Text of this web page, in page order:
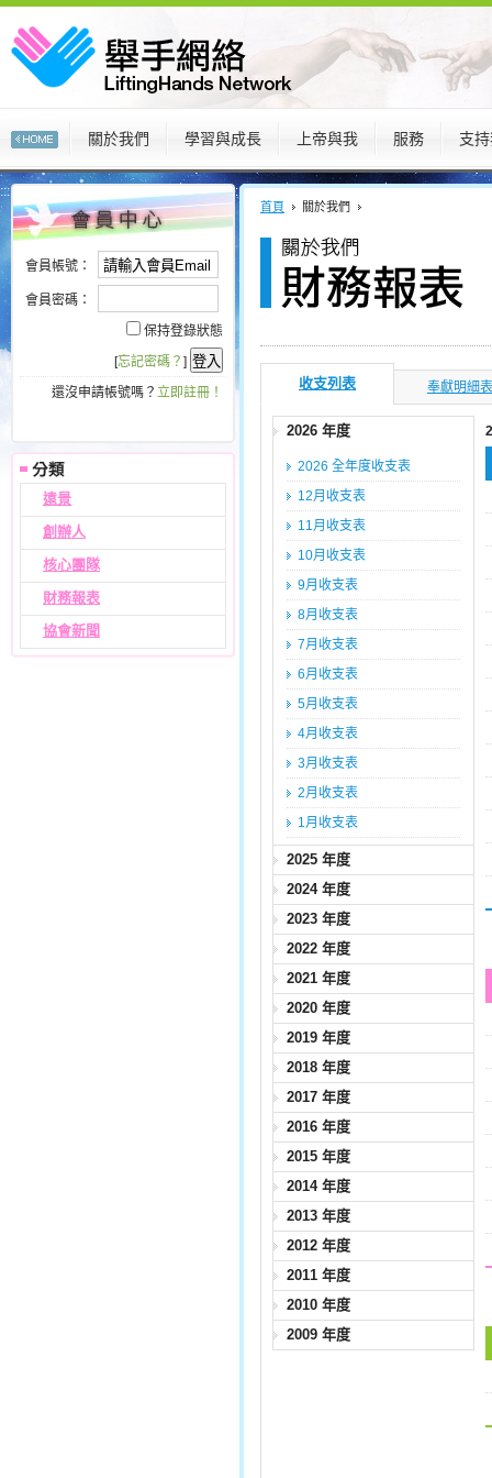
關於我們 學習與成長 上帝與我 服務 支
:::
會員帳號：
會員密碼：
保持登錄狀態
[忘記密碼？ ]
還沒申請帳號嗎？ 立即註冊！
遠景
創辦人
核心團隊
財務報表
協會新聞
:::
首頁 關於我們
收支列表 奉獻明細表
2026 年度
2026 全年度收支表
12月收支表
11月收支表
10月收支表
9月收支表
8月收支表
7月收支表
6月收支表
5月收支表
4月收支表
3月收支表
2月收支表
1月收支表
2025 年度
2024 年度
2023 年度
2022 年度
2021 年度
2020 年度
2019 年度
2018 年度
2017 年度
2016 年度
2015 年度
2014 年度
2013 年度
2012 年度
2011 年度
2010 年度
2009 年度